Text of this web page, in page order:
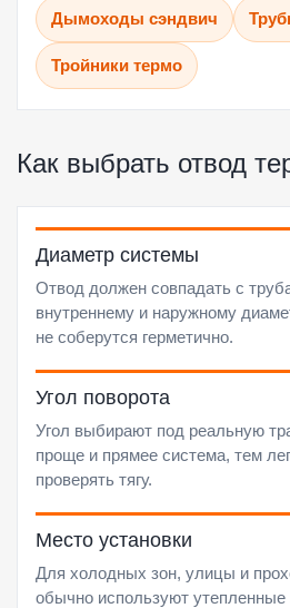
Дымоходы сэндвич
Тройники термо
Как выбрать отвод
Диаметр системы
Отвод должен совпадать с
внутреннему и наружному
не соберутся герметично.
Угол поворота
Угол выбирают под реальную
проще и прямее система, тем
проверять тягу.
Место установки
Для холодных зон, улицы и
обычно используют